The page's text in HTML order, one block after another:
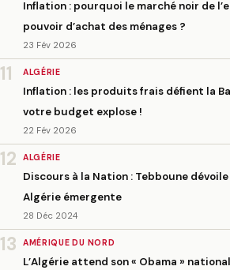
Inflation : pourquoi le marché noir de
pouvoir d’achat des ménages ?
23 Fév 2026
11 ALGÉRIE
Inflation : les produits frais défient la
votre budget explose !
22 Fév 2026
12 ALGÉRIE
Discours à la Nation : Tebboune
Algérie émergente
28 Déc 2024
13 AMÉRIQUE DU NORD
L’Algérie attend son « Obama » national